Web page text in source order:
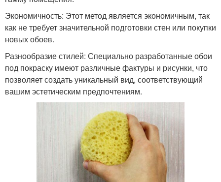
Экономичность: Этот метод является экономичным, так
как не требует значительной подготовки стен или покупки
новых обоев.
Разнообразие стилей: Специально разработанные обои
под покраску имеют различные фактуры и рисунки, что
позволяет создать уникальный вид, соответствующий
вашим эстетическим предпочтениям.